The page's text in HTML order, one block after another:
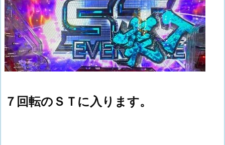
７回転のＳＴに入ります。